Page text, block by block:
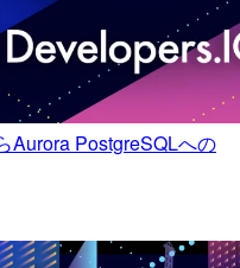
Aurora PostgreSQLへの